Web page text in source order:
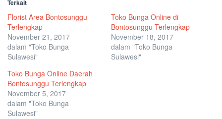
Terkait
Florist Area Bontosunggu
Terlengkap
November 21, 2017
dalam "Toko Bunga
Sulawesi"
Toko Bunga Online di
Bontosunggu Terlengkap
November 18, 2017
dalam "Toko Bunga
Sulawesi"
Toko Bunga Online Daerah
Bontosunggu Terlengkap
November 5, 2017
dalam "Toko Bunga
Sulawesi"